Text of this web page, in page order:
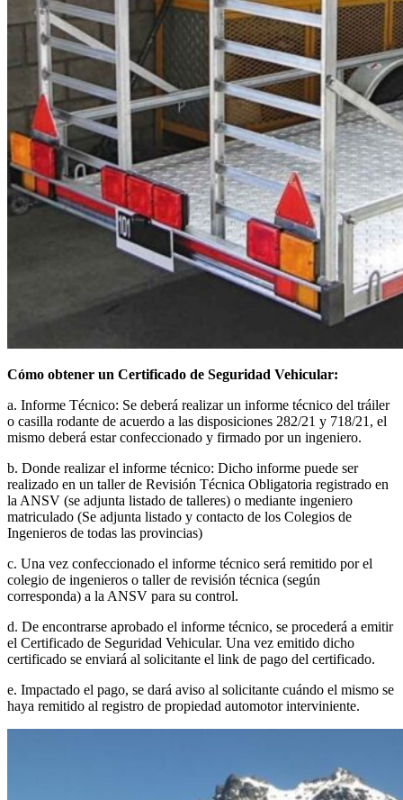
Cómo obtener un Certificado de Seguridad Vehicular:
a. Informe Técnico: Se deberá realizar un informe técnico del tráiler
o casilla rodante de acuerdo a las disposiciones 282/21 y 718/21, el
mismo deberá estar confeccionado y firmado por un ingeniero.
b. Donde realizar el informe técnico: Dicho informe puede ser
realizado en un taller de Revisión Técnica Obligatoria registrado en
la ANSV (se adjunta listado de talleres) o mediante ingeniero
matriculado (Se adjunta listado y contacto de los Colegios de
Ingenieros de todas las provincias)
c. Una vez confeccionado el informe técnico será remitido por el
colegio de ingenieros o taller de revisión técnica (según
corresponda) a la ANSV para su control.
d. De encontrarse aprobado el informe técnico, se procederá a emitir
el Certificado de Seguridad Vehicular. Una vez emitido dicho
certificado se enviará al solicitante el link de pago del certificado.
e. Impactado el pago, se dará aviso al solicitante cuándo el mismo se
haya remitido al registro de propiedad automotor interviniente.